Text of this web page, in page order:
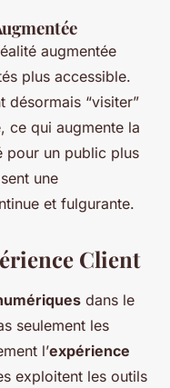
augmentée
plus accessible.
désormais “visiter”
ce qui augmente la
pour un public plus
une
et fulgurante.
Client
dans le
seulement les
l’expérience
exploitent les outils